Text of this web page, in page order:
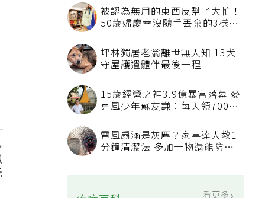
被認為無用的東西反幫了大忙！
50歲婦慶幸沒隨手丟棄的3樣物
坪林獨居老翁離世無人知 13犬
守屋護遺體伴最後一程
15歲經營之神3.9億暴富落幕 麥
克風少年蘇友謙：每天領700元
電風扇滿是灰塵？家事達人教1
分鐘清潔法 多加一物還能防髒